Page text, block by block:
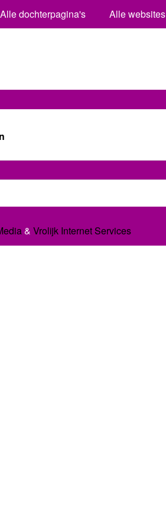
Alle dochterpagina's Alle websites
& Vrolijk Internet Services